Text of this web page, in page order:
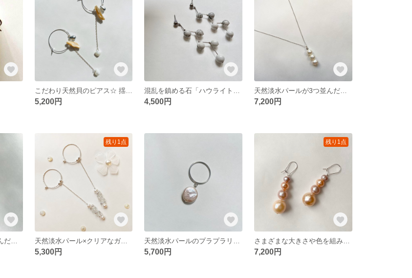
こだわり天然貝のピアス☆ 揺れる姿が可愛さUP｜SHELL pierce
5,200円 4,500円 7,200円
天然淡水パールが3つ並んだ団子ピアス&イヤリング☆ パーティーや結婚式にも｜Dango Perl pierce / earrings
残り1点
天然淡水パール×クリアなガラスビーズ&マットなガラスビーズのピアス☆｜Clear Perl pierce
5,300円 5,700円
残り1点
7,200円